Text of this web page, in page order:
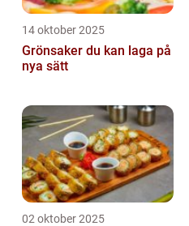
14 oktober 2025
Grönsaker du kan laga på
nya sätt
02 oktober 2025